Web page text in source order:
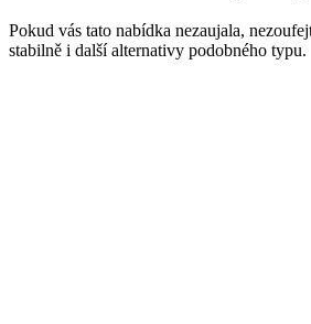
Pokud vás tato nabídka nezaujala,
stabilně i další alternativy podobného typu.